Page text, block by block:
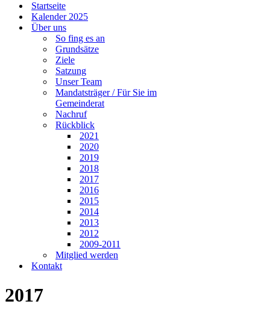
Startseite
Kalender 2025
Über uns
So fing es an
Grundsätze
Ziele
Satzung
Unser Team
Mandatsträger / Für Sie im
Gemeinderat
Nachruf
Rückblick
2021
2020
2019
2018
2017
2016
2015
2014
2013
2012
2009-2011
Mitglied werden
Kontakt
2017